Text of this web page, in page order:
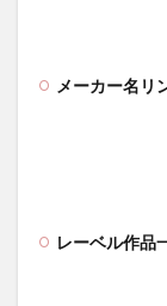
メーカー名リ
レーベル作品